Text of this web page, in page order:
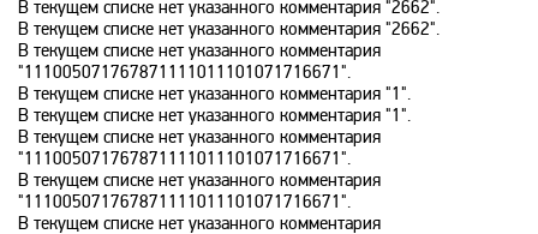
History 2
Hollywood
ICTV
В текущем списке нет указанного комментария "2662".
В текущем списке нет указанного комментария "2662".
В текущем списке нет указанного комментария
"111005071767871111011101071716671".
В текущем списке нет указанного комментария "1".
В текущем списке нет указанного комментария "1".
В текущем списке нет указанного комментария
"111005071767871111011101071716671".
В текущем списке нет указанного комментария
"111005071767871111011101071716671".
В текущем списке нет указанного комментария